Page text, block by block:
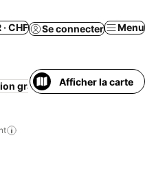
· CHF Se connecter Menu
gratuite Appart'hôtel Spa
Afficher la carte